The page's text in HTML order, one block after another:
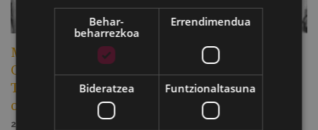
Mende bat txirrindularitza bultzatzen: aurten
GAC bizikleten fabrikazioaren eta Eibarko
Txirrindulari Elkartearen mendeurrenak
ospatzen dira
2026/06/10
Behar-
beharrezkoa
Errendimendua
Bideratzea Funtzionaltasuna